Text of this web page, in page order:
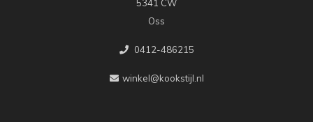
5341 CW
Oss
0412-486215
winkel@kookstijl.nl